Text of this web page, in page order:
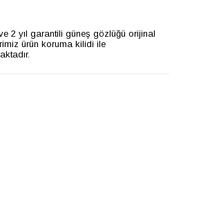
2 yıl garantili güneş gözlüğü orijinal
ürün koruma kilidi ile